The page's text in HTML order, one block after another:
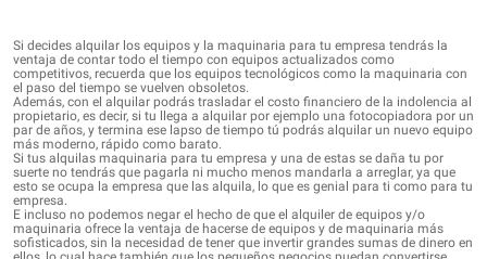
Si decides alquilar los equipos y la maquinaria para tu empresa tendrás la
ventaja de contar todo el tiempo con equipos actualizados como
competitivos, recuerda que los equipos tecnológicos como la maquinaria con
el paso del tiempo se vuelven obsoletos.
Además, con el alquilar podrás trasladar el costo financiero de la indolencia al
propietario, es decir, si tu llega a alquilar por ejemplo una fotocopiadora por un
par de años, y termina ese lapso de tiempo tú podrás alquilar un nuevo equipo
más moderno, rápido como barato.
Si tus alquilas maquinaria para tu empresa y una de estas se daña tu por
suerte no tendrás que pagarla ni mucho menos mandarla a arreglar, ya que
esto se ocupa la empresa que las alquila, lo que es genial para ti como para tu
empresa.
E incluso no podemos negar el hecho de que el alquiler de equipos y/o
maquinaria ofrece la ventaja de hacerse de equipos y de maquinaria más
sofisticados, sin la necesidad de tener que invertir grandes sumas de dinero en